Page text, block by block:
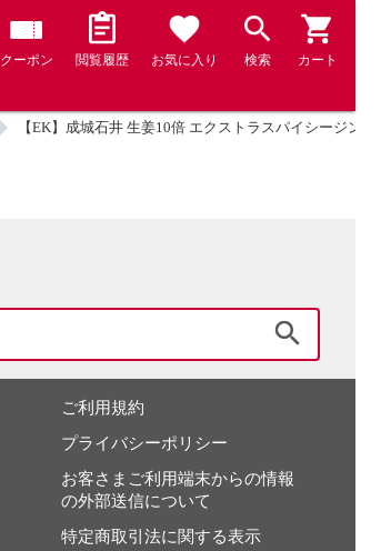
クーポン 閲覧履歴 お気に入り 検索 カート
【EK】成城石井 生姜10倍 エクストラスパイシージンジ
ご利用規約
プライバシーポリシー
お客さまご利用端末からの情報
の外部送信について
特定商取引法に関する表示